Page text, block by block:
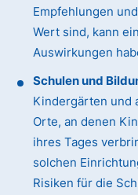
Empfehlungen
Wert sind, kann
Auswirkungen
Schulen und
Kindergärten und
Orte, an denen
ihres Tages
solchen
Risiken für die